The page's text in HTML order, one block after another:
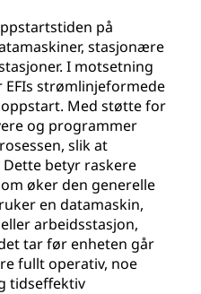
på
stasjonære
I motsetning
strømlinjeformede
Med støtte for
og programmer
slik at
betyr raskere
øker den generelle
en datamaskin,
arbeidsstasjon,
tar før enheten går
fullt operativ, noe
tidseffektiv